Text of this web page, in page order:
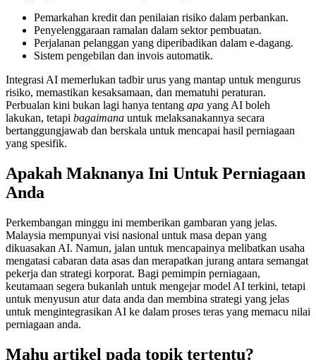
Pemarkahan kredit dan penilaian risiko dalam perbankan.
Penyelenggaraan ramalan dalam sektor pembuatan.
Perjalanan pelanggan yang diperibadikan dalam e-dagang.
Sistem pengebilan dan invois automatik.
Integrasi AI memerlukan tadbir urus yang mantap untuk mengurus
risiko, memastikan kesaksamaan, dan mematuhi peraturan.
Perbualan kini bukan lagi hanya tentang apa yang AI boleh
lakukan, tetapi bagaimana untuk melaksanakannya secara
bertanggungjawab dan berskala untuk mencapai hasil perniagaan
yang spesifik.
Apakah Maknanya Ini Untuk Perniagaan
Anda
Perkembangan minggu ini memberikan gambaran yang jelas.
Malaysia mempunyai visi nasional untuk masa depan yang
dikuasakan AI. Namun, jalan untuk mencapainya melibatkan usaha
mengatasi cabaran data asas dan merapatkan jurang antara semangat
pekerja dan strategi korporat. Bagi pemimpin perniagaan,
keutamaan segera bukanlah untuk mengejar model AI terkini, tetapi
untuk menyusun atur data anda dan membina strategi yang jelas
untuk mengintegrasikan AI ke dalam proses teras yang memacu nilai
perniagaan anda.
Mahu artikel pada topik tertentu?